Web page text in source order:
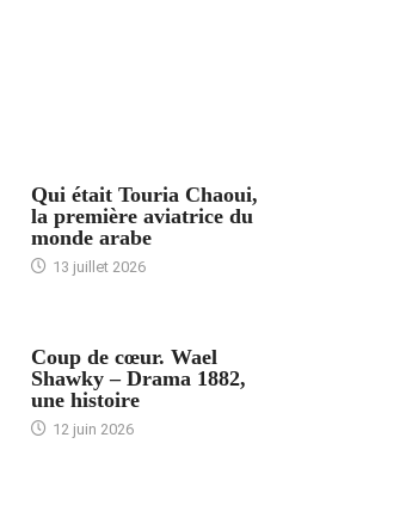
Qui était Touria Chaoui,
la première aviatrice du
monde arabe
13 juillet 2026
Coup de cœur. Wael
Shawky – Drama 1882,
une histoire
12 juin 2026